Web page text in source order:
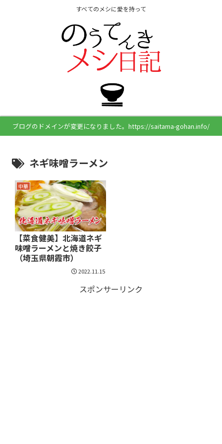
すべてのメシに愛を持って
ブログのドメインが変更になりました。https://saitama-gohan.info/
ネギ味噌ラーメン
中華
【菜食健美】北海道ネギ
味噌ラーメンと焼き餃子
（埼玉県朝霞市）
2022.11.15
スポンサーリンク